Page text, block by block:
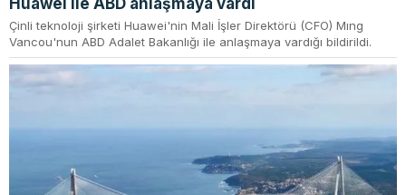
Huawei ile ABD anlaşmaya vardı
Çinli teknoloji şirketi Huawei'nin Mali İşler Direktörü (CFO) Mıng
Vancou'nun ABD Adalet Bakanlığı ile anlaşmaya vardığı bildirildi.